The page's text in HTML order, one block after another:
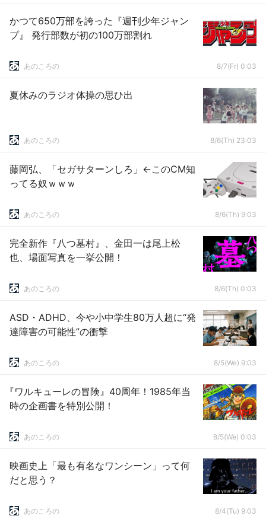
かつて650万部を誇った『週刊少年ジャン
プ』 発行部数が初の100万部割れ
あのころの 8/7(Fr) 0:03
夏休みのラジオ体操の思ひ出
あのころの 8/6(Th) 23:03
藤岡弘、「セガサターンしろ」←このCM知
ってる奴ｗｗｗ
あのころの 8/6(Th) 9:03
完全新作『八つ墓村』、金田一は尾上松
也、場面写真を一挙公開！
あのころの 8/6(Th) 0:03
ASD・ADHD、今や小中学生80万人超に“発
達障害の可能性”の衝撃
あのころの 8/5(We) 9:03
『ワルキューレの冒険』40周年！1985年当
時の企画書を特別公開！
あのころの 8/5(We) 0:03
映画史上「最も有名なワンシーン」って何
だと思う？
あのころの 8/4(Tu) 9:03